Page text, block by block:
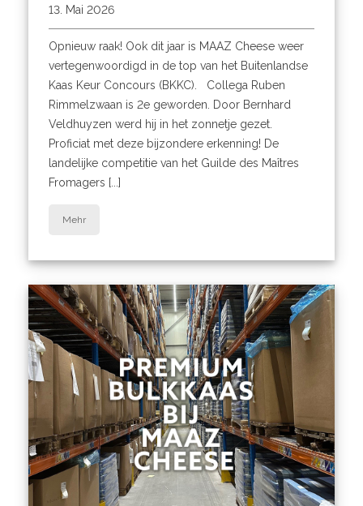
13. Mai 2026
Opnieuw raak! Ook dit jaar is MAAZ Cheese weer
vertegenwoordigd in de top van het Buitenlandse
Kaas Keur Concours (BKKC). Collega Ruben
Rimmelzwaan is 2e geworden. Door Bernhard
Veldhuyzen werd hij in het zonnetje gezet.
Proficiat met deze bijzondere erkenning! De
landelijke competitie van het Guilde des Maîtres
Fromagers [...]
Mehr